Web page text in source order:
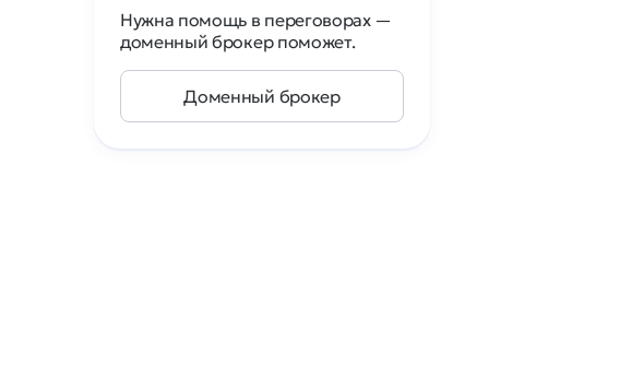
Нужна помощь в переговорах —
доменный брокер поможет.
Доменный брокер